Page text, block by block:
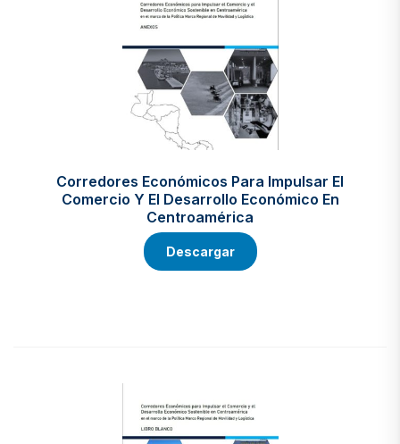
Corredores Económicos Para Impulsar El
Comercio Y El Desarrollo Económico En
Centroamérica
Descargar